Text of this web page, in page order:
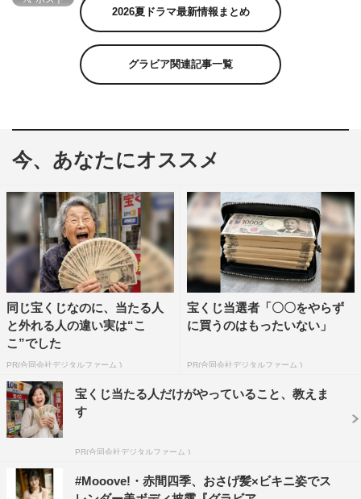
2026夏ドラマ最新情報まとめ
グラビア関連記事一覧
今、あなたにオススメ
同じ宝くじなのに、当たる人
と外れる人の違い実は“こ
こ”でした
PR(合同会社デジタルファーム )
宝くじ当選者「〇〇をやらず
に買うのはもったいない」
PR(合同会社デジタルファーム )
宝くじ当たる人だけがやっていること、教えま
す
PR(合同会社デジタルファーム )
#Mooove!・赤間四季、おさげ髪×ビキニ姿でス